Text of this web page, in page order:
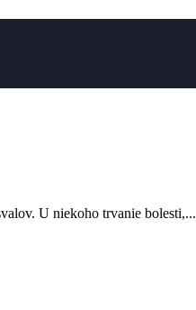
U niekoho trvanie bolesti,...